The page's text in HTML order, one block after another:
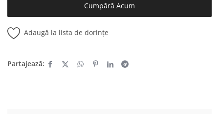
Cumpără Acum
Adaugă la lista de dorințe
Partajează: